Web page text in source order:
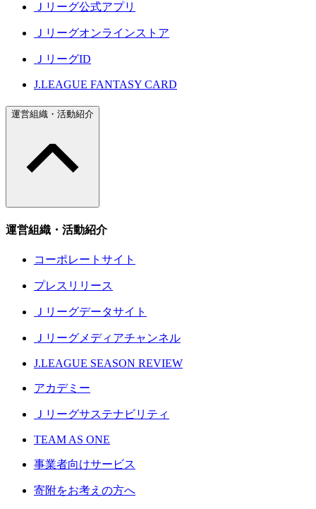
Ｊリーグ公式アプリ
Ｊリーグオンラインストア
ＪリーグID
J.LEAGUE FANTASY CARD
運営組織・活動紹介
運営組織・活動紹介
コーポレートサイト
プレスリリース
Ｊリーグデータサイト
Ｊリーグメディアチャンネル
J.LEAGUE SEASON REVIEW
アカデミー
Ｊリーグサステナビリティ
TEAM AS ONE
事業者向けサービス
寄附をお考えの方へ